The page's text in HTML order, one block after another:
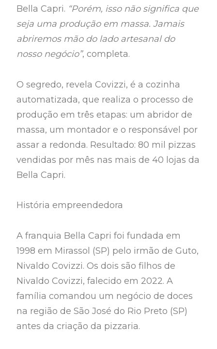
Bella Capri. “Porém, isso não significa que
seja uma produção em massa. Jamais
abriremos mão do lado artesanal do
nosso negócio”, completa.
O segredo, revela Covizzi, é a cozinha
automatizada, que realiza o processo de
produção em três etapas: um abridor de
massa, um montador e o responsável por
assar a redonda. Resultado: 80 mil pizzas
vendidas por mês nas mais de 40 lojas da
Bella Capri.
História empreendedora
A franquia Bella Capri foi fundada em
1998 em Mirassol (SP) pelo irmão de Guto,
Nivaldo Covizzi. Os dois são filhos de
Nivaldo Covizzi, falecido em 2022. A
família comandou um negócio de doces
na região de São José do Rio Preto (SP)
antes da criação da pizzaria.